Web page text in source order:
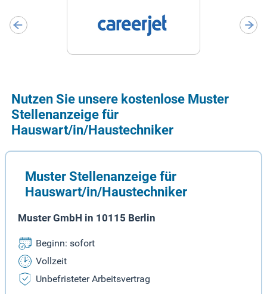
Nutzen Sie unsere kostenlose Muster
Stellenanzeige für
Hauswart/in/Haustechniker
Muster Stellenanzeige für
Hauswart/in/Haustechniker
Muster GmbH in 10115 Berlin
Beginn: sofort
Vollzeit
Unbefristeter Arbeitsvertrag